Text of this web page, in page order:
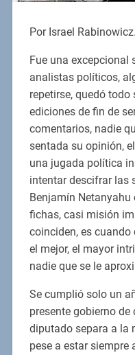
Por Israel
Fue una excepcional
analistas políticos,
repetirse, quedó
ediciones de fin de
comentarios, nadie
sentada su opinión,
una jugada política
intentar descifrar las
Benjamín Netanyahu
fichas, casi misión
coinciden, es
el mejor, el mayor
nadie que se le
Se cumplió solo un
presente gobierno
diputado separa a la
pese a estar siempre